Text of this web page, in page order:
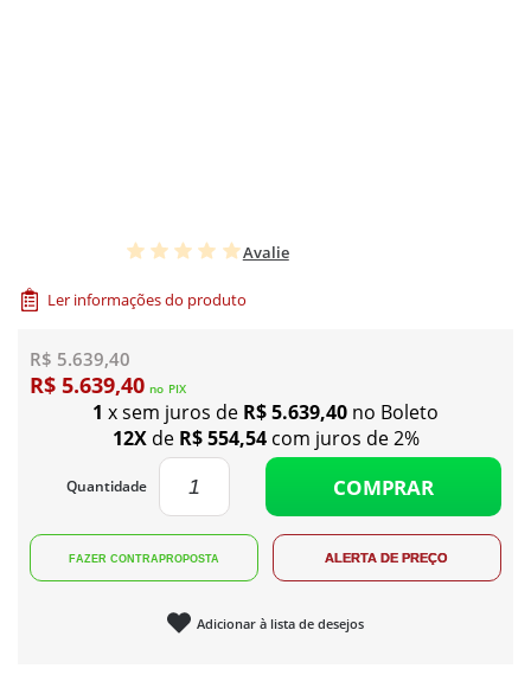
Avalie
Ler informações do produto
R$ 5.639,40
R$ 5.639,40 no PIX
1 x sem juros de R$ 5.639,40 no Boleto
12Xde R$ 554,54 com juros de 2%
Quantidade COMPRAR
Adicionar à lista de desejos